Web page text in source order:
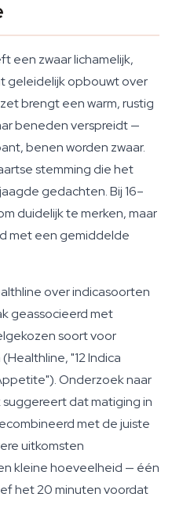
een zwaar lichamelijk,
geleidelijk opbouwt over
brengt een warm, rustig
beneden verspreidt —
benen worden zwaar.
stemming die het
gedachten. Bij 16–
duidelijk te merken, maar
met een gemiddelde
over indicasoorten
geassocieerd met
soort voor
"12 Indica
Onderzoek naar
dat matiging in
met de juiste
uitkomsten
kleine hoeveelheid — één
het 20 minuten voordat